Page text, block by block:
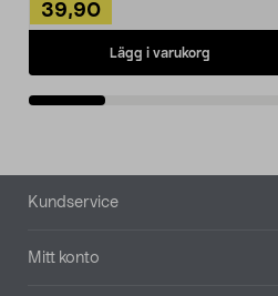
39,90
Lägg i varukorg
Sidfot
Kundservice
Mitt konto